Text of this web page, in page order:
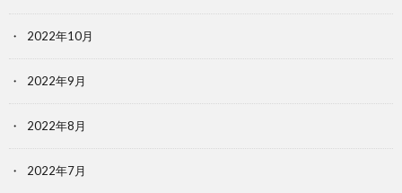
2022年10月
2022年9月
2022年8月
2022年7月